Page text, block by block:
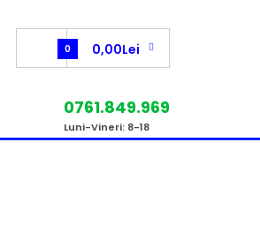
0 0,00Lei
0761.849.969
Luni-Vineri: 8-18